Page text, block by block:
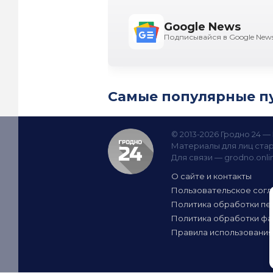
Google News
Подписывайся в Google
Самые популярные
© 2013-2026 Гродно 24
Материалы для лиц
Для связи —
О сайте и контакты
Пользовательское
Политика обработки
Политика обработки
Правила